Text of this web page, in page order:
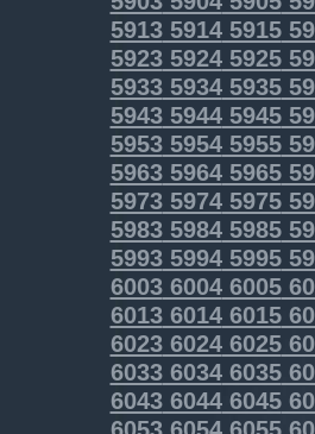
591359145915
592359245925
593359345935
594359445945
595359545955
596359645965
597359745975
598359845985
599359945995
600360046005
601360146015
602360246025
603360346035
604360446045